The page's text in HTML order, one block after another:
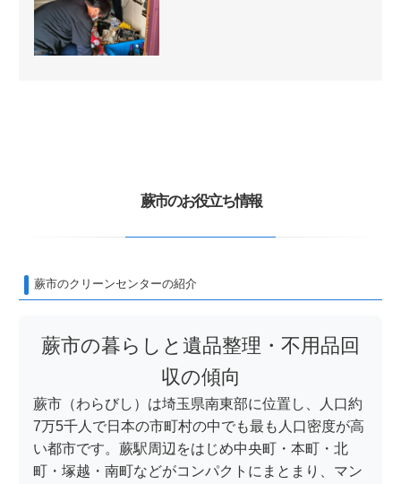
蕨市のお役立ち情報
蕨市のクリーンセンターの紹介
蕨市の暮らしと遺品整理・不用品回
収の傾向
蕨市（わらびし）は埼玉県南東部に位置し、人口約
7万5千人で日本の市町村の中でも最も人口密度が高
い都市です。蕨駅周辺をはじめ中央町・本町・北
町・塚越・南町などがコンパクトにまとまり、マン